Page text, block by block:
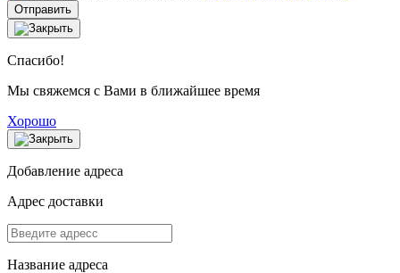
Отправить
Спасибо!
Мы свяжемся с Вами в ближайшее время
Хорошо
Добавление адреса
Адрес доставки
Название адреса